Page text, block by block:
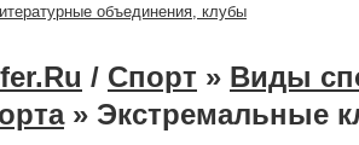
объединения, клубы
/ Спорт » Виды
» Экстремальные